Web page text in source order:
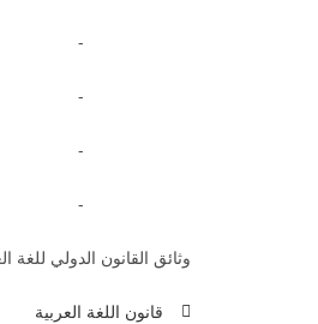
-
-
-
-
وثائق القانون الدولي للغة
قانون اللغة العربية